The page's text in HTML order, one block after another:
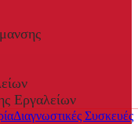
Εργαλείων
Διαγνωστικές Συσκευές